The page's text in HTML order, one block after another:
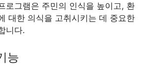
로그램은 주민의 인식을 높이고, 환
대한 의식을 고취시키는 데 중요한
니다.
능